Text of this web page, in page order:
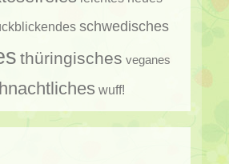
schwedisches
thüringisches veganes
wuff!